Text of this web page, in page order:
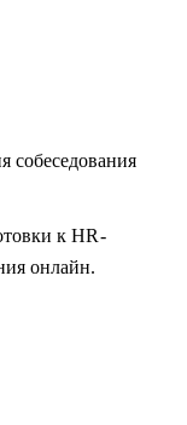
собеседования
к HR-
онлайн.